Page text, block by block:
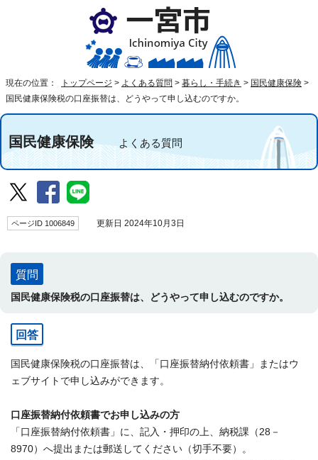
現在の位置： トップページ > よくある質問 > 暮らし・手続き > 国民健康保険 >
国民健康保険税の口座振替は、どうやって申し込むのですか。
国民健康保険よくある質問
ページID 1006849 更新日 2024年10月3日
質問
国民健康保険税の口座振替は、どうやって申し込むのですか。
回答
国民健康保険税の口座振替は、「口座振替納付依頼書」またはウ
ェブサイトで申し込みができます。
口座振替納付依頼書でお申し込みの方
「口座振替納付依頼書」に、記入・押印の上、納税課（28－
8970）へ提出または郵送してください（切手不要）。